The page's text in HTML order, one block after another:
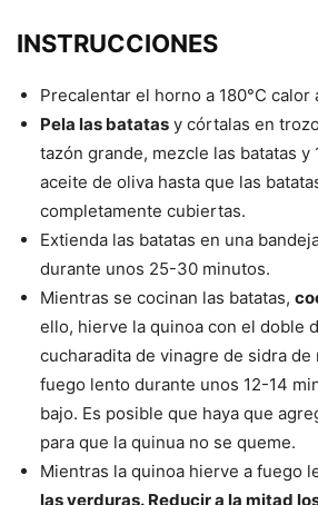
INSTRUCCIONES
Precalentar el horno a 180°C calor
Pela las batatas y córtalas en
tazón grande, mezcle las batatas y
aceite de oliva hasta que las
completamente cubiertas.
Extienda las batatas en una
durante unos 25-30 minutos.
Mientras se cocinan las batatas,
ello, hierve la quinoa con el doble
cucharadita de vinagre de sidra de
fuego lento durante unos 12-14
bajo. Es posible que haya que
para que la quinua no se queme.
Mientras la quinoa hierve a fuego
las verduras. Reducir a la mitad